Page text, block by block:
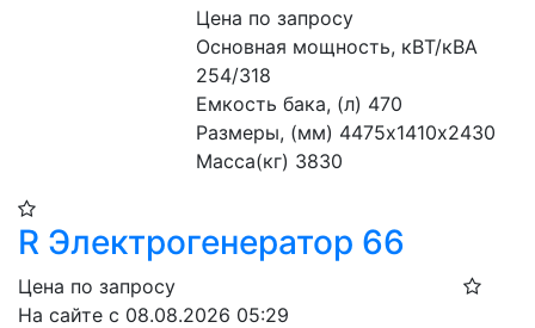
Цена по запросу
Основная мощность, кВТ/кВА
254/318
Емкость бака, (л) 470
Размеры, (мм) 4475х1410х2430
Масса(кг) 3830
R Электрогенератор 66
Цена по запросу
На сайте с 08.08.2026 05:29